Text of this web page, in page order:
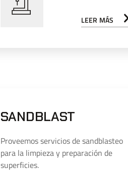
LEER MÁS
SANDBLAST
Proveemos servicios de sandblasteo
para la limpieza y preparación de
superficies.